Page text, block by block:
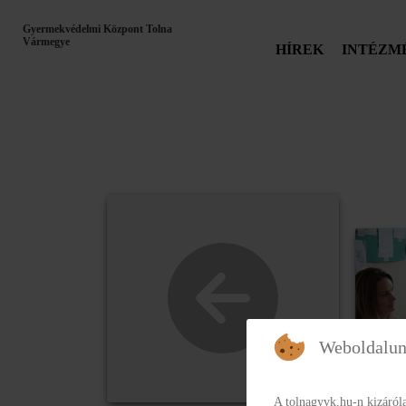
Gyermekvédelmi Központ Tolna
Vármegye
HÍREK
A tolnagyvk.hu-n